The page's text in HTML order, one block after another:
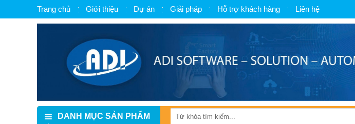
Trang chủ Giới thiệu Dự án Giải pháp Hỗ trợ khách hàng Liên hệ
DANH MỤC SẢN PHẨM